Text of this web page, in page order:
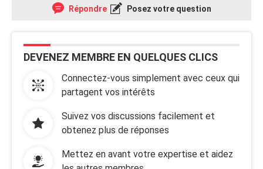
Répondre Posez votre question
DEVENEZ MEMBRE EN QUELQUES CLICS
Connectez-vous simplement avec ceux qui
partagent vos intérêts
Suivez vos discussions facilement et
obtenez plus de réponses
Mettez en avant votre expertise et aidez